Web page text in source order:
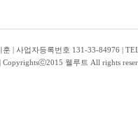
| 사업자등록번호 131-33-84976 |
| Copyrightsⓒ2015 웰루트 All rights